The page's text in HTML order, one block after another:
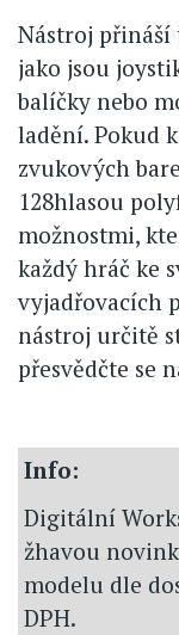
Nástroj přináší
jako jsou
balíčky nebo
ladění. Pokud
zvukových
128hlasou
možnostmi,
každý hráč ke
vyjadřovacích
nástroj určitě
přesvědčte se
Info:
Digitální
žhavou
modelu dle
DPH.